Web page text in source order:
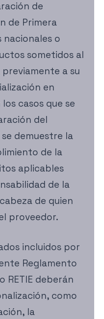
de
de Primera
o
sometidos al
a su
en
casos que se
del
demuestre la
de la
aplicables
de la
de quien
proveedor.
incluidos por
Reglamento
RETIE deberán
como
la